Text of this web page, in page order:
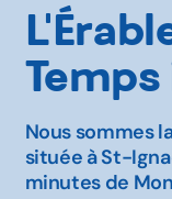
Nous sommes
située à St-
minutes de